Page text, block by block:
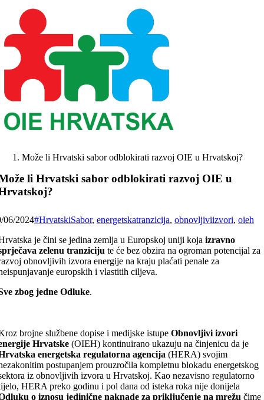
content
Može li Hrvatski sabor odblokirati razvoj OIE u Hrvatskoj?
li Hrvatski sabor odblokirati razvoj OIE u
06/2024#HrvatskiSabor, energetskatranzicija, obnovljiviizvori, oieh
je čini se jedina zemlja u Europskoj uniji kojaizravno
zelenu tranziciju te će bez obzira na ogroman potencijal za
obnovljivih izvora energije na kraju plaćati penale za
europskih i vlastitih ciljeva.
zbog jedne Odluke.
brojne službene dopise i medijske istupeObnovljivi izvori
Hrvatske (OIEH) kontinuirano ukazuju na činjenicu da je
energetska regulatorna agencija (HERA) svojim
postupanjem prouzročila kompletnu blokadu energetskog
iz obnovljivih izvora u Hrvatskoj. Kao nezavisno regulatorno
HERA preko godinu i pol dana od isteka roka nije donijela
o iznosu jedinične naknade za priključenje na mrežu čime